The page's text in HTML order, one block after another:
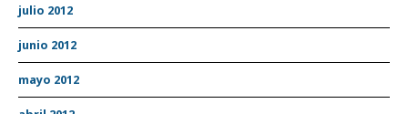
julio 2012
junio 2012
mayo 2012